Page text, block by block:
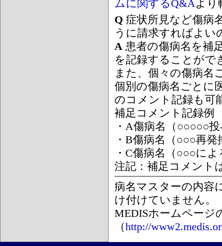
ムに関するQ&Aより
Q 症状所見など傷病
うに請求すればよい
A 患者の傷病名を補
を記録することがで
また、個々の傷病名
個別の傷病名ごとに
のコメント記録も可
補足コメント記録例
・A傷病名（○○○○○
・B傷病名（○○○再
・C傷病名（○○○に
注記：補足コメント
病名マスターの内容
け付けていません。
MEDISホームページ
（http://